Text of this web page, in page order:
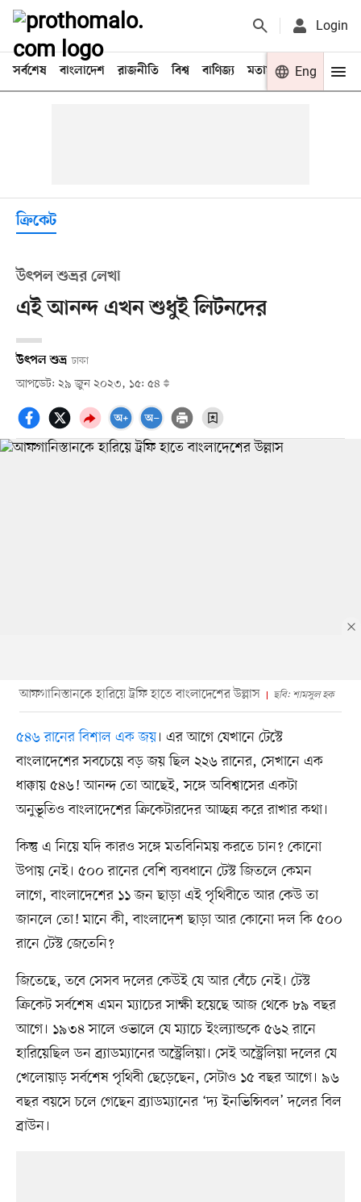
Login
সর্বশেষ বাংলাদেশ রাজনীতি বিশ্ব বাণিজ্য মতামত খেলা
Eng
ক্রিকেট
উৎপল শুভ্রর লেখা
এই আনন্দ এখন শুধুই লিটনদের
উৎপল শুভ্র ঢাকা
আপডেট: ২৯ জুন ২০২৩, ১৫: ৫৪
আফগানিস্তানকে হারিয়ে ট্রফি হাতে বাংলাদেশের উল্লাস ছবি: শামসুল হক
৫৪৬ রানের বিশাল এক জয়। এর আগে যেখানে টেস্টে
বাংলাদেশের সবচেয়ে বড় জয় ছিল ২২৬ রানের, সেখানে এক
ধাক্কায় ৫৪৬! আনন্দ তো আছেই, সঙ্গে অবিশ্বাসের একটা
অনুভূতিও বাংলাদেশের ক্রিকেটারদের আচ্ছন্ন করে রাখার কথা।
কিন্তু এ নিয়ে যদি কারও সঙ্গে মতবিনিময় করতে চান? কোনো
উপায় নেই। ৫০০ রানের বেশি ব্যবধানে টেস্ট জিতলে কেমন
লাগে, বাংলাদেশের ১১ জন ছাড়া এই পৃথিবীতে আর কেউ তা
জানলে তো! মানে কী, বাংলাদেশ ছাড়া আর কোনো দল কি ৫০০
রানে টেস্ট জেতেনি?
জিতেছে, তবে সেসব দলের কেউই যে আর বেঁচে নেই। টেস্ট
ক্রিকেট সর্বশেষ এমন ম্যাচের সাক্ষী হয়েছে আজ থেকে ৮৯ বছর
আগে। ১৯৩৪ সালে ওভালে যে ম্যাচে ইংল্যান্ডকে ৫৬২ রানে
হারিয়েছিল ডন ব্র্যাডম্যানের অস্ট্রেলিয়া। সেই অস্ট্রেলিয়া দলের যে
খেলোয়াড় সর্বশেষ পৃথিবী ছেড়েছেন, সেটাও ১৫ বছর আগে। ৯৬
বছর বয়সে চলে গেছেন ব্র্যাডম্যানের ‘দ্য ইনভিন্সিবল’ দলের বিল
ব্রাউন।